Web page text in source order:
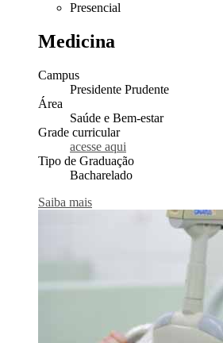
Presencial
Medicina
Campus
Presidente Prudente
Área
Saúde e Bem-estar
Grade curricular
acesse aqui
Tipo de Graduação
Bacharelado
Saiba mais